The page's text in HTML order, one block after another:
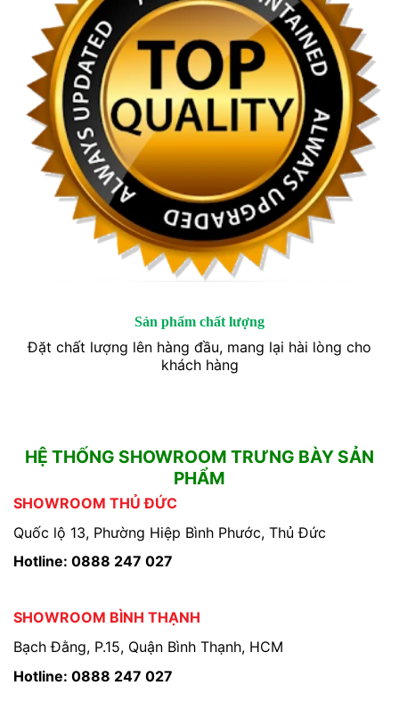
Sản phẩm chất lượng
Đặt chất lượng lên hàng đầu, mang lại hài lòng cho
khách hàng
HỆ THỐNG SHOWROOM TRƯNG BÀY SẢN
PHẨM
SHOWROOM THỦ ĐỨC
Quốc lộ 13, Phường Hiệp Bình Phước, Thủ Đức
Hotline: 0888 247 027
SHOWROOM BÌNH THẠNH
Bạch Đằng, P.15, Quận Bình Thạnh, HCM
Hotline: 0888 247 027